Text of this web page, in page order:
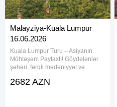
Malayziya-Kuala Lumpur
16.06.2026
Kuala Lumpur Turu – Asiyanın
Möhtəşəm Paytaxtı! Göydələnlər
şəhəri, fərqli mədəniyyət və
gözləyir! Turun tarixi : 16.06.2026
2682 AZN